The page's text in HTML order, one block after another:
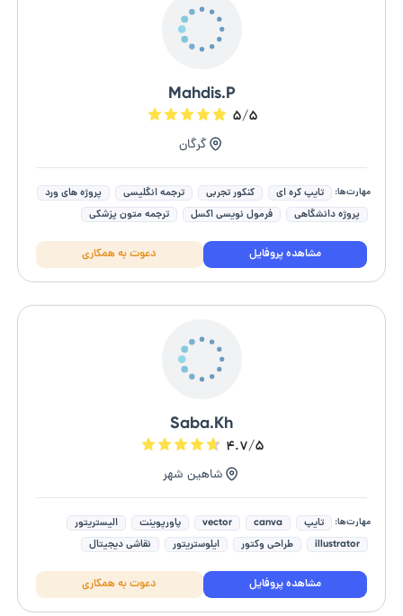
Mahdis.P
۵/۵
گرگان
مهارت‌ها: تایپ کره ای کنکور تجربی ترجمه انگلیسی
پروژه های ورد
پروژه دانشگاهی
فرمول نویسی اکسل
ترجمه متون پزشکی
مشاهده پروفایل دعوت به همکاری
Saba.Kh
۴.۷/۵
شاهین شهر
مهارت‌ها: تایپ canva
vector پاورپوینت
الیستریتور
illustrator
طراحی وکتور ایلوستریتور
نقاشی دیجیتال
مشاهده پروفایل دعوت به همکاری